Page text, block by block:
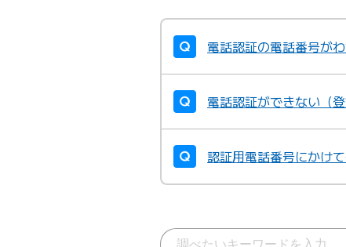
電話認証の電話番号が
電話認証ができない（
認証用電話番号にかけ